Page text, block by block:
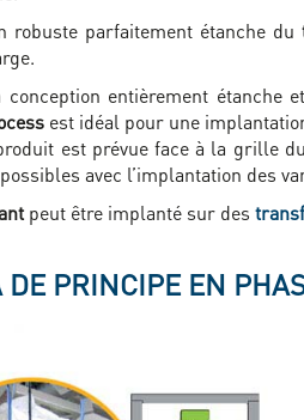
robuste parfaitement étanche du
entièrement étanche
est idéal pour une
est prévue face à la grille du
avec l’implantation des
peut être implanté sur des
DE PRINCIPE EN